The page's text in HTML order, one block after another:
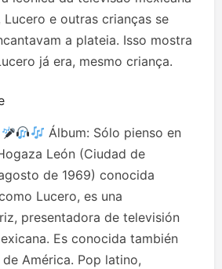
e outras crianças se
a plateia. Isso mostra
já era, mesmo criança.
Álbum: Sólo pienso en
León (Ciudad de
de 1969)​ conocida
Lucero, es una
presentadora de televisión
Es conocida también
América. Pop latino,